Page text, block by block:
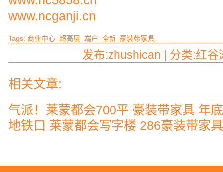
www.ncganji.cn
Tags:商业中心 超高层 端户 全新 豪装带家具
发布:zhushican | 分类:红谷
相关文章:
气派！莱蒙都会700平 豪装带家具 年
地铁口 莱蒙都会写字楼 286豪装带家